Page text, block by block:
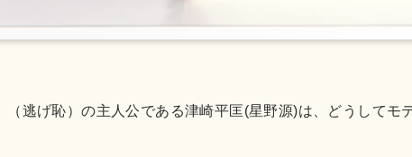
（逃げ恥）の主人公である津崎平匡(星野源)は、どうしてモ